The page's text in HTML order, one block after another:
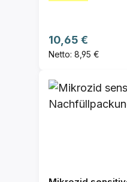
Regulärer Preis:
10,65 €
Netto: 8,95 €